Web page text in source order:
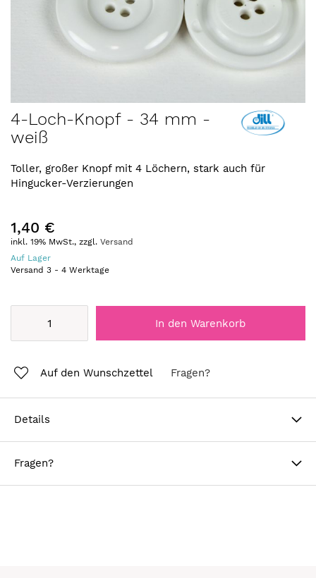
Anfang
der
springen
4-Loch-Knopf - 34 mm -
weiß
Toller, großer Knopf mit 4 Löchern, stark auch für
Hingucker-Verzierungen
1,40 €
inkl. 19% MwSt., zzgl. Versand
Auf Lager
Versand 3 - 4 Werktage
In den Warenkorb
Auf den Wunschzettel Fragen?
Details
Fragen?